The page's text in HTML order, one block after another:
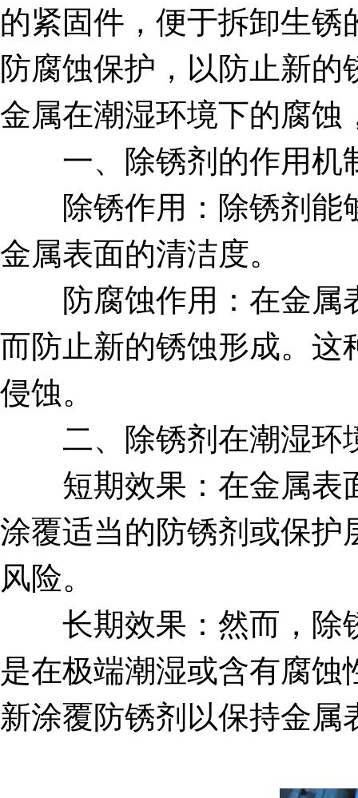
的紧固件，便于拆卸生
防腐蚀保护，以防止新
金属在潮湿环境下的腐蚀
一、除锈剂的作用机
除锈作用：除锈剂能
金属表面的清洁度。
防腐蚀作用：在金属
而防止新的锈蚀形成。这
侵蚀。
二、除锈剂在潮湿环
短期效果：在金属表
涂覆适当的防锈剂或保护
风险。
长期效果：然而，除
是在极端潮湿或含有腐
新涂覆防锈剂以保持金属